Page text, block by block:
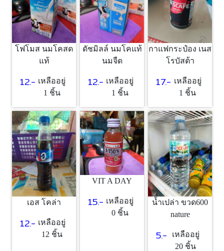
โฟโมส นมโคสด
แท้
12.- เหลืออยู่
1 ชิ้น
ดัชมิลล์ นมโคแท้
นมจืด
12.- เหลืออยู่
1 ชิ้น
กาแฟกระป๋อง เนส
โรบัสต้า
17.- เหลืออยู่
1 ชิ้น
เอส โคล่า
12.- เหลืออยู่
12 ชิ้น
VIT A DAY
15.- เหลืออยู่
0 ชิ้น
น้ำเปล่า ขวด600
nature
5.-
เหลืออยู่
20 ชิ้น